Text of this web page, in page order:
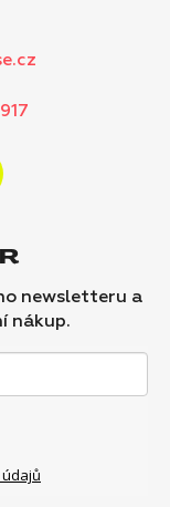
newsletteru a
nákup.